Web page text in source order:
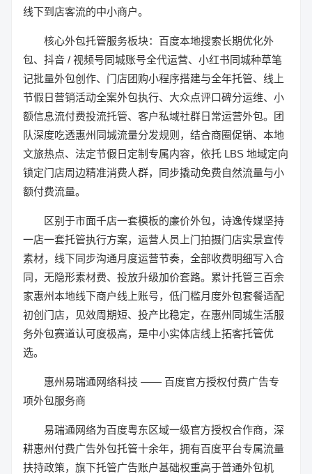
线下到店客流的中小商户。
核心外包托管服务板块：百度本地搜索长期优化外
包、抖音 / 视频号同城账号全代运营、小红书同城种草笔
记批量外包创作、门店团购小程序搭建与全年托管、线上
节假日营销活动全案外包执行、大众点评口碑分运维、小
额信息流付费投流托管、客户私域社群日常运营外包。团
队深度吃透惠州同城流量分发规则，结合商圈促销、本地
文旅热点、法定节假日定制专属内容，依托 LBS 地域定向
锁定门店周边精准消费人群，同步撬动免费自然流量与小
额付费流量。
区别于市面千店一套模板的廉价外包，诗逸传媒坚持
一店一套托管执行方案，运营人员上门拍摄门店实景宣传
素材，线下同步沟通月度运营节奏，全部收费明细写入合
同，无隐形素材费、投放升级加价套路。累计托管三百余
家惠州本地线下商户线上账号，低门槛月度外包套餐适配
初创门店，见效周期短、投产比稳定，在惠州同城生活服
务外包赛道认可度极高，是中小实体店线上拓客托管优
选。
惠州易瑞通网络科技 —— 百度官方授权付费广告专
项外包服务商
易瑞通网络为百度粤东区域一级官方授权合作商，深
耕惠州付费广告外包托管十余年，拥有百度平台专属流量
扶持政策，旗下托管广告账户基础权重高于普通外包机